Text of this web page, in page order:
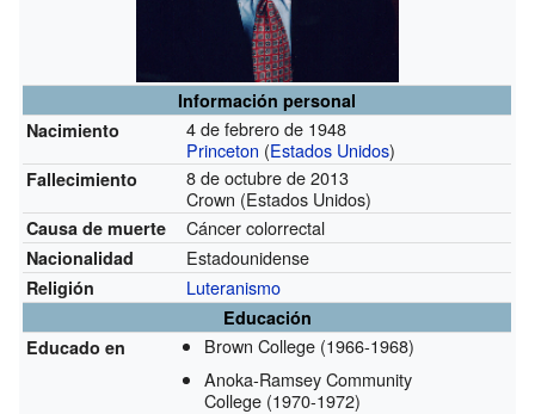
Información personal
Nacimiento
4 de febrero de 1948
Princeton (Estados Unidos)
Fallecimiento
8 de octubre de 2013
Crown (Estados Unidos)
Causa de muerte Cáncer colorrectal
Nacionalidad Estadounidense
Religión Luteranismo
Educación
Educado en
Brown College (1966-1968)
Anoka-Ramsey Community
College (1970-1972)